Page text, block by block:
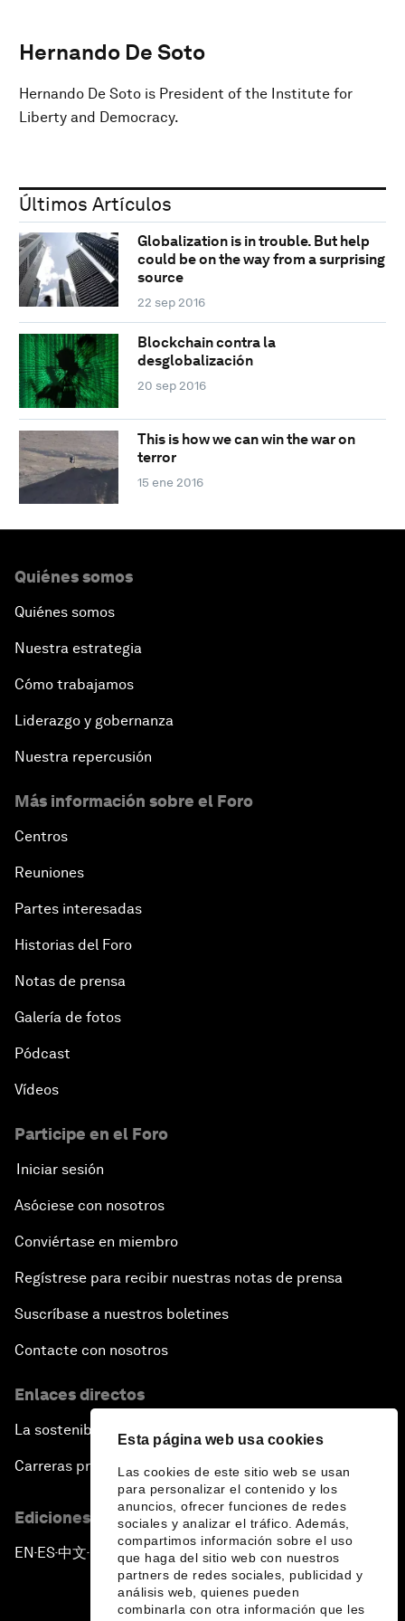
Esta página web usa cookies
Las cookies de este sitio web se usan
para personalizar el contenido y los
anuncios, ofrecer funciones de redes
sociales y analizar el tráfico. Además,
compartimos información sobre el uso
que haga del sitio web con nuestros
partners de redes sociales, publicidad y
análisis web, quienes pueden
combinarla con otra información que les
Hernando De Soto
Hernando De Soto is President of the Institute for
Liberty and Democracy.
Últimos Artículos
Globalization is in trouble. But help
could be on the way from a surprising
source
22 sep 2016
Blockchain contra la
desglobalización
20 sep 2016
This is how we can win the war on
terror
15 ene 2016
Quiénes somos
Quiénes somos
Nuestra estrategia
Cómo trabajamos
Liderazgo y gobernanza
Nuestra repercusión
Más información sobre el Foro
Centros
Reuniones
Partes interesadas
Historias del Foro
Notas de prensa
Galería de fotos
Pódcast
Vídeos
Participe en el Foro
Iniciar sesión
Asóciese con nosotros
Conviértase en miembro
Regístrese para recibir nuestras notas de prensa
Suscríbase a nuestros boletines
Contacte con nosotros
Enlaces directos
La sostenibilidad en el Foro
Carreras profesionales
Ediciones en otros idiomas
EN ▪ES▪中文▪ 日本語